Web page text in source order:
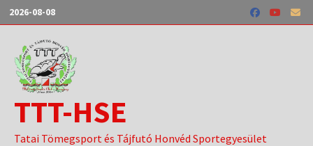
Skip
to
content
2026-08-08
TTT-HSE
Tatai Tömegsport és Tájfutó Honvéd Sportegyesület